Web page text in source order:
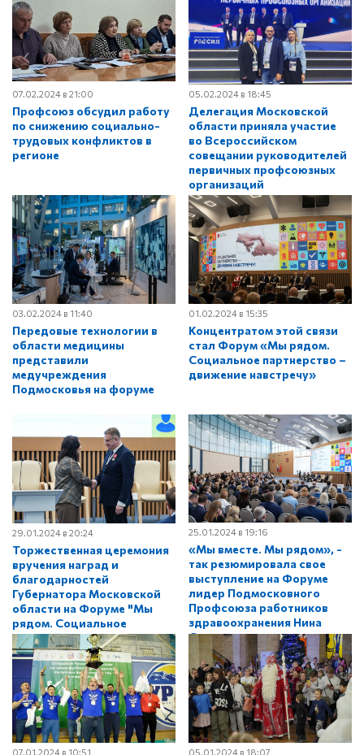
07.02.2024 в 21:00
Профсоюз обсудил работу
по снижению социально-
трудовых конфликтов в
регионе
05.02.2024 в 18:45
Делегация Московской
области приняла участие
во Всероссийском
совещании руководителей
первичных профсоюзных
организаций
03.02.2024 в 11:40
Передовые технологии в
области медицины
представили
медучреждения
Подмосковья на форуме
01.02.2024 в 15:35
Концентратом этой связи
стал Форум «Мы рядом.
Социальное партнерство –
движение навстречу»
29.01.2024 в 20:24
Торжественная церемония
вручения наград и
благодарностей
Губернатора Московской
области на Форуме "Мы
рядом. Социальное
партнерство – движение
навстречу"
25.01.2024 в 19:16
«Мы вместе. Мы рядом», -
так резюмировала свое
выступление на Форуме
лидер Подмосковного
Профсоюза работников
здравоохранения Нина
Суслонова
07.01.2024 в 10:51 05.01.2024 в 18:07